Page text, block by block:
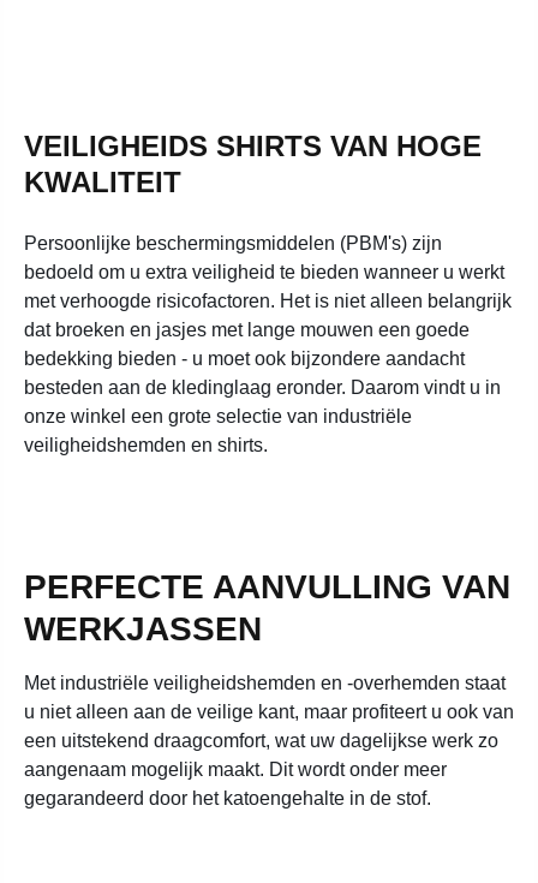
VEILIGHEIDS SHIRTS VAN HOGE
KWALITEIT
Persoonlijke beschermingsmiddelen (PBM's) zijn
bedoeld om u extra veiligheid te bieden wanneer u werkt
met verhoogde risicofactoren. Het is niet alleen belangrijk
dat broeken en jasjes met lange mouwen een goede
bedekking bieden - u moet ook bijzondere aandacht
besteden aan de kledinglaag eronder. Daarom vindt u in
onze winkel een grote selectie van industriële
veiligheidshemden en shirts.
PERFECTE AANVULLING VAN
WERKJASSEN
Met industriële veiligheidshemden en -overhemden staat
u niet alleen aan de veilige kant, maar profiteert u ook van
een uitstekend draagcomfort, wat uw dagelijkse werk zo
aangenaam mogelijk maakt. Dit wordt onder meer
gegarandeerd door het katoengehalte in de stof.